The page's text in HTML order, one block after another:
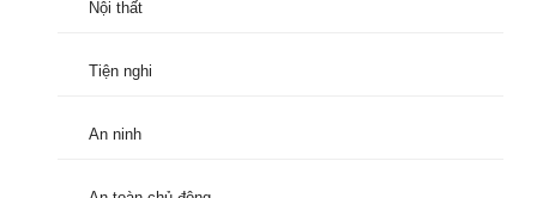
Nội thất
Tiện nghi
An ninh